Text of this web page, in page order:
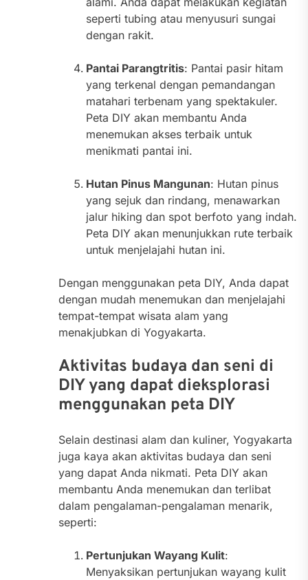
seperti tubing atau menyusuri sungai
dengan rakit.
Pantai Parangtritis: Pantai pasir hitam
yang terkenal dengan pemandangan
matahari terbenam yang spektakuler.
Peta DIY akan membantu Anda
menemukan akses terbaik untuk
menikmati pantai ini.
Hutan Pinus Mangunan: Hutan pinus
yang sejuk dan rindang, menawarkan
jalur hiking dan spot berfoto yang indah.
Peta DIY akan menunjukkan rute terbaik
untuk menjelajahi hutan ini.
Dengan menggunakan peta DIY, Anda dapat
dengan mudah menemukan dan menjelajahi
tempat-tempat wisata alam yang
menakjubkan di Yogyakarta.
Aktivitas budaya dan seni di
DIY yang dapat dieksplorasi
menggunakan peta DIY
Selain destinasi alam dan kuliner, Yogyakarta
juga kaya akan aktivitas budaya dan seni
yang dapat Anda nikmati. Peta DIY akan
membantu Anda menemukan dan terlibat
dalam pengalaman-pengalaman menarik,
seperti:
Pertunjukan Wayang Kulit:
Menyaksikan pertunjukan wayang kulit